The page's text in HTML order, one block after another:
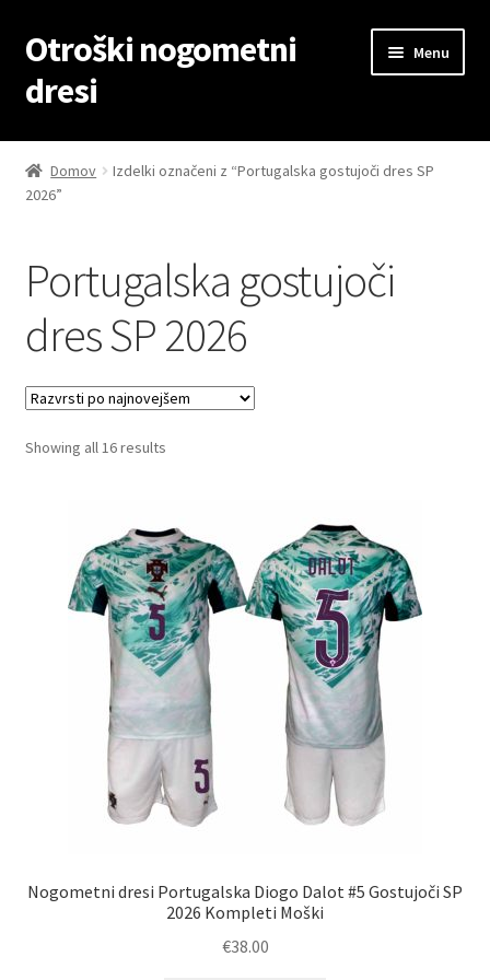
Skip
to
navigation
Skip
to
content
Otroški nogometni
dresi
Menu
Domov
Blog
Košarica
Domov
Izdelki označeni z “Portugalska gostujoči dres SP
2026”
Portugalska gostujoči
dres SP 2026
Showing all 16 resultsSorted
Nogometni dresi Portugalska Diogo Dalot #5 Gostujoči SP
2026 Kompleti Moški
€38.00